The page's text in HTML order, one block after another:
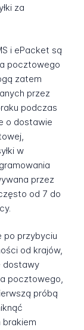
za
i ePacket są
pocztowego
zatem
przez
podczas
o dostawie
w
przez
od 7 do
po przybyciu
od krajów,
dostawy
pocztowego,
próbą